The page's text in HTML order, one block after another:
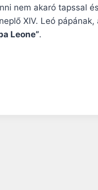
nem akaró tapssal
XIV. Leó
Leone”.